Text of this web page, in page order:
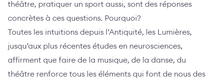
théâtre, pratiquer un sport aussi, sont des réponses
concrètes à ces questions. Pourquoi?
Toutes les intuitions depuis l’Antiquité, les Lumières,
jusqu’aux plus récentes études en neurosciences,
affirment que faire de la musique, de la danse, du
théâtre renforce tous les éléments qui font de nous des